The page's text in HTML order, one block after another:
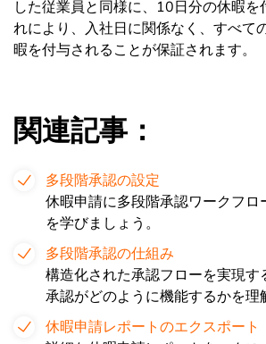
した従業員と同様に、10日分の休暇を
れにより、入社日に関係なく、すべて
暇を付与されることが保証されます。
関連記事：
多段階承認の設定
休暇申請に多段階承認ワークフロ
を学びましょう。
多段階承認の仕組み
構造化された承認フローを実現す
承認がどのように機能するかを理
休暇申請レポートのエクスポート